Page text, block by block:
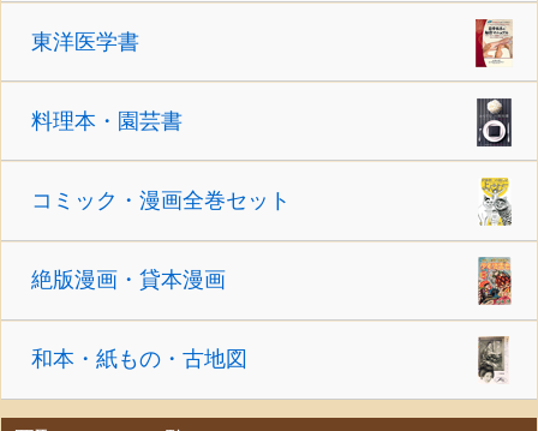
東洋医学書
料理本・園芸書
コミック・漫画全巻セット
絶版漫画・貸本漫画
和本・紙もの・古地図